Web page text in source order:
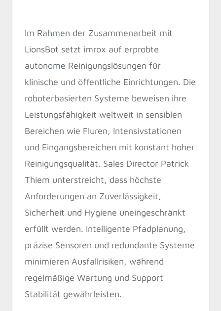
Im Rahmen der Zusammenarbeit mit
LionsBot setzt imrox auf erprobte
autonome Reinigungslösungen für
klinische und öffentliche Einrichtungen. Die
roboterbasierten Systeme beweisen ihre
Leistungsfähigkeit weltweit in sensiblen
Bereichen wie Fluren, Intensivstationen
und Eingangsbereichen mit konstant hoher
Reinigungsqualität. Sales Director Patrick
Thiem unterstreicht, dass höchste
Anforderungen an Zuverlässigkeit,
Sicherheit und Hygiene uneingeschränkt
erfüllt werden. Intelligente Pfadplanung,
präzise Sensoren und redundante Systeme
minimieren Ausfallrisiken, während
regelmäßige Wartung und Support
Stabilität gewährleisten.